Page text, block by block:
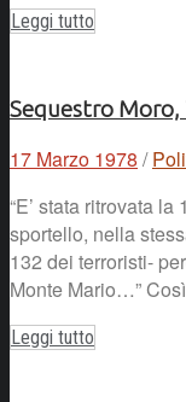
Leggi tutto
Sequestro
17 Marzo 1978 /
“E’ stata ritrovata
sportello, nella
132 dei terroristi-
Monte Mario…”
Leggi tutto